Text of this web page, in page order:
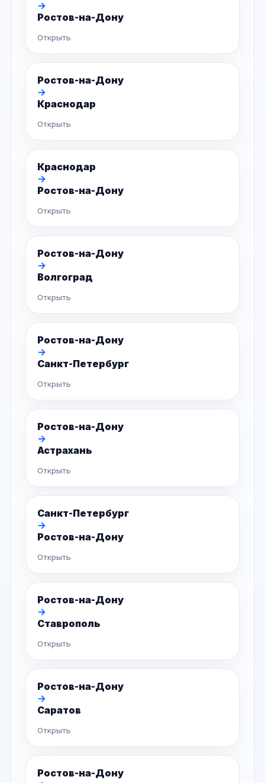
→
Ростов-на-Дону
Открыть
Ростов-на-Дону
→
Краснодар
Открыть
Краснодар
→
Ростов-на-Дону
Открыть
Ростов-на-Дону
→
Волгоград
Открыть
Ростов-на-Дону
→
Санкт-Петербург
Открыть
Ростов-на-Дону
→
Астрахань
Открыть
Санкт-Петербург
→
Ростов-на-Дону
Открыть
Ростов-на-Дону
→
Ставрополь
Открыть
Ростов-на-Дону
→
Саратов
Открыть
Ростов-на-Дону